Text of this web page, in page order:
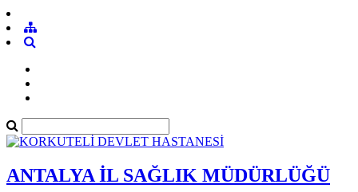
ANTALYA İL SAĞLIK MÜDÜRLÜĞÜ